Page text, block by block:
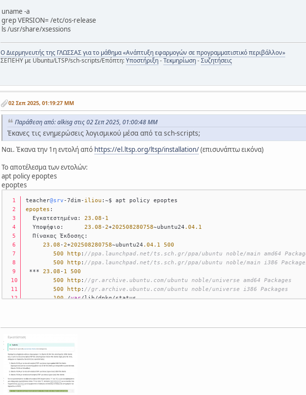
uname -a
grep VERSION= /etc/os-release
ls /usr/share/xsessions
Ο Διερμηνευτής της ΓΛΩΣΣΑΣ για το μάθημα «Ανάπτυξη εφαρμογών σε προγραμματιστικό περιβάλλον»
ΣΕΠΕΗΥ με Ubuntu/LTSP/sch-scripts/Επόπτη:Υποστήριξη-Τεκμηρίωση-Συζητήσεις
02 Σεπ 2025, 01:19:27 ΜΜ
Παράθεση από: alkisg στις 02 Σεπ 2025, 01:00:48 ΜΜ
Έκανες τις ενημερώσεις λογισμικού μέσα από τα sch-scripts;
Ναι. Έκανα την 1η εντολή από https://el.ltsp.org/ltsp/installation/(επισυνάπτω εικόνα)
Το αποτέλεσμα των εντολών:
apt policy epoptes
epoptes
teacher@srv -7dim- iliou :~$ apt policy epoptes
epoptes :
Εγκατεστημένα: 23.08 - 1
Υποψήφιο: 23.08 -2+202508280758~ubuntu24 .04.1
Πίνακας Έκδοσης:
23.08 -2+202508280758~ubuntu24 .04.1
500
500
http : //ppa.launchpad.net/ts.sch.gr/ppa/ubuntu noble/main amd64
500
http : //ppa.launchpad.net/ts.sch.gr/ppa/ubuntu noble/main i386
*** 23.08 - 1
500
500
http : //gr.archive.ubuntu.com/ubuntu noble/universe amd64 Packages
500
http : //gr.archive.ubuntu.com/ubuntu noble/universe i386 Packages
100 /var/lib/dpkg/status
File "/usr/lib/python3/dist-packages/epoptes/ui/gui.py"
from
ModuleNotFoundError